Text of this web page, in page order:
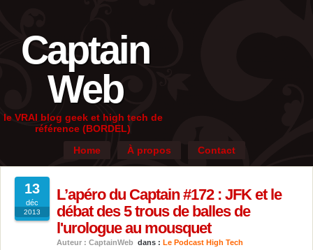
Captain
Web
le VRAI blog geek et high tech de
référence (BORDEL)
Home
À propos Contact
13
déc
2013
L’apéro du Captain #172 : JFK et le
débat des 5 trous de balles de
l'urologue au mousquet
Auteur : CaptainWeb dans : Le Podcast High Tech